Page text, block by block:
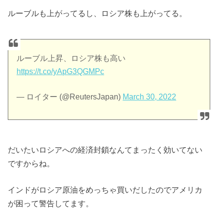
ルーブルも上がってるし、ロシア株も上がってる。
ルーブル上昇、ロシア株も高い
https://t.co/yApG3QGMPc
— ロイター (@ReutersJapan) March 30, 2022
だいたいロシアへの経済封鎖なんてまったく効いてない
ですからね。
インドがロシア原油をめっちゃ買いだしたのでアメリカ
が困って警告してます。